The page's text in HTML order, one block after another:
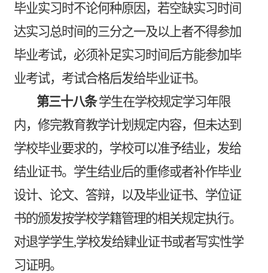
毕业实习时不论何种原因，若空缺实习时间
达实习总时间的三分之一及以上者不得参加
毕业考试，必须补足实习时间后方能参加毕
业考试，考试合格后发给毕业证书。
第三十八条 学生在学校规定学习年限
内，修完教育教学计划规定内容，但未达到
学校毕业要求的，学校可以准予结业，发给
结业证书。学生结业后的重修或者补作毕业
设计、论文、答辩，以及毕业证书、学位证
书的颁发按学校学籍管理的相关规定执行。
对退学学生,学校发给肄业证书或者写实性学
习证明。